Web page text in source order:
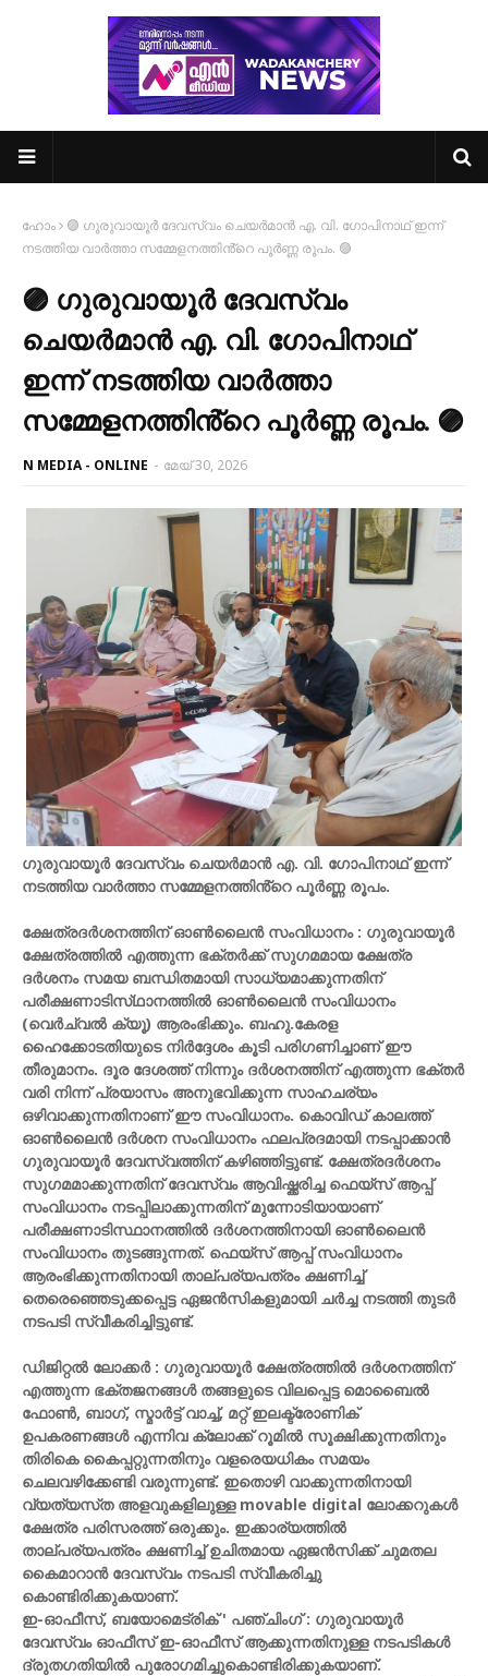
ഹോം
🟣 ഗുരുവായൂർ ദേവസ്വം ചെയർമാൻ എ. വി. ഗോപിനാഥ് ഇന്ന്
നടത്തിയ വാർത്താ സമ്മേളനത്തിൻ്റെ പൂർണ്ണ രൂപം. 🟣
🟣 ഗുരുവായൂർ ദേവസ്വം
ചെയർമാൻ എ. വി. ഗോപിനാഥ്
ഇന്ന് നടത്തിയ വാർത്താ
സമ്മേളനത്തിൻ്റെ പൂർണ്ണ രൂപം. 🟣
N MEDIA - ONLINE - മേയ് 30, 2026
ഗുരുവായൂർ ദേവസ്വം ചെയർമാൻ എ. വി. ഗോപിനാഥ് ഇന്ന്
നടത്തിയ വാർത്താ സമ്മേളനത്തിൻ്റെ പൂർണ്ണ രൂപം.
ക്ഷേത്രദർശനത്തിന് ഓൺലൈൻ സംവിധാനം : ഗുരുവായൂർ
ക്ഷേത്രത്തിൽ എത്തുന്ന ഭക്തർക്ക് സുഗമമായ ക്ഷേത്ര
ദർശനം സമയ ബന്ധിതമായി സാധ്യമാക്കുന്നതിന്
പരീക്ഷണാടിസ്‌ഥാനത്തിൽ ഓൺലൈൻ സംവിധാനം
(വെർച്വൽ ക്യൂ) ആരംഭിക്കും. ബഹു.കേരള
ഹൈക്കോടതിയുടെ നിർദ്ദേശം കൂടി പരിഗണിച്ചാണ് ഈ
തീരുമാനം. ദൂര ദേശത്ത് നിന്നും ദർശനത്തിന് എത്തുന്ന ഭക്തർ
വരി നിന്ന് പ്രയാസം അനുഭവിക്കുന്ന സാഹചര്യം
ഒഴിവാക്കുന്നതിനാണ് ഈ സംവിധാനം. കൊവിഡ് കാലത്ത്
ഓൺലൈൻ ദർശന സംവിധാനം ഫലപ്രദമായി നടപ്പാക്കാൻ
ഗുരുവായൂർ ദേവസ്വത്തിന് കഴിഞ്ഞിട്ടുണ്ട്. ക്ഷേത്രദർശനം
സുഗമമാക്കുന്നതിന് ദേവസ്വം ആവിഷ്ക്കരിച്ച ഫെയ്‌സ് ആപ്പ്
സംവിധാനം നടപ്പിലാക്കുന്നതിന് മുന്നോടിയായാണ്
പരീക്ഷണാടിസ്ഥാനത്തിൽ ദർശനത്തിനായി ഓൺലൈൻ
സംവിധാനം തുടങ്ങുന്നത്. ഫെയ്‌സ് ആപ്പ് സംവിധാനം
ആരംഭിക്കുന്നതിനായി താല്പര്യപത്രം ക്ഷണിച്ച്
തെരെഞ്ഞെടുക്കപ്പെട്ട ഏജൻസികളുമായി ചർച്ച നടത്തി തുടർ
നടപടി സ്വീകരിച്ചിട്ടുണ്ട്.
ഡിജിറ്റൽ ലോക്കർ : ഗുരുവായൂർ ക്ഷേത്രത്തിൽ ദർശനത്തിന്
എത്തുന്ന ഭക്തജനങ്ങൾ തങ്ങളുടെ വിലപ്പെട്ട മൊബൈൽ
ഫോൺ, ബാഗ്, സ്മ‌ാർട്ട് വാച്ച്, മറ്റ് ഇലക്ട്രോണിക്
ഉപകരണങ്ങൾ എന്നിവ ക്ലോക്ക് റൂമിൽ സൂക്ഷിക്കുന്നതിനും
തിരികെ കൈപ്പറ്റുന്നതിനും വളരെയധികം സമയം
ചെലവഴിക്കേണ്ടി വരുന്നുണ്ട്. ഇതൊഴി വാക്കുന്നതിനായി
വ്യത്യസ്‌ത അളവുകളിലുള്ള movable digital ലോക്കറുകൾ
ക്ഷേത്ര പരിസരത്ത് ഒരുക്കും. ഇക്കാര്യത്തിൽ
താല്പര്യപത്രം ക്ഷണിച്ച് ഉചിതമായ ഏജൻസിക്ക് ചുമതല
കൈമാറാൻ ദേവസ്വം നടപടി സ്വീകരിച്ചു
കൊണ്ടിരിക്കുകയാണ്.
ഇ-ഓഫീസ്, ബയോമെട്രിക് ' പഞ്ചിംഗ് : ഗുരുവായൂർ
ദേവസ്വം ഓഫീസ് ഇ-ഓഫീസ് ആക്കുന്നതിനുള്ള നടപടികൾ
ദ്രുതഗതിയിൽ പുരോഗമിച്ചുകൊണ്ടിരിക്കുകയാണ്.